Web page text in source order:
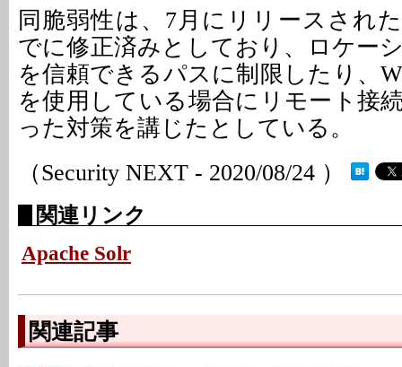
同脆弱性は、7月にリリースされ
でに修正済みとしており、ロケー
を信頼できるパスに制限したり、
を使用している場合にリモート接
った対策を講じたとしている。
（Security NEXT - 2020/08/24 ）
関連リンク
Apache Solr
関連記事